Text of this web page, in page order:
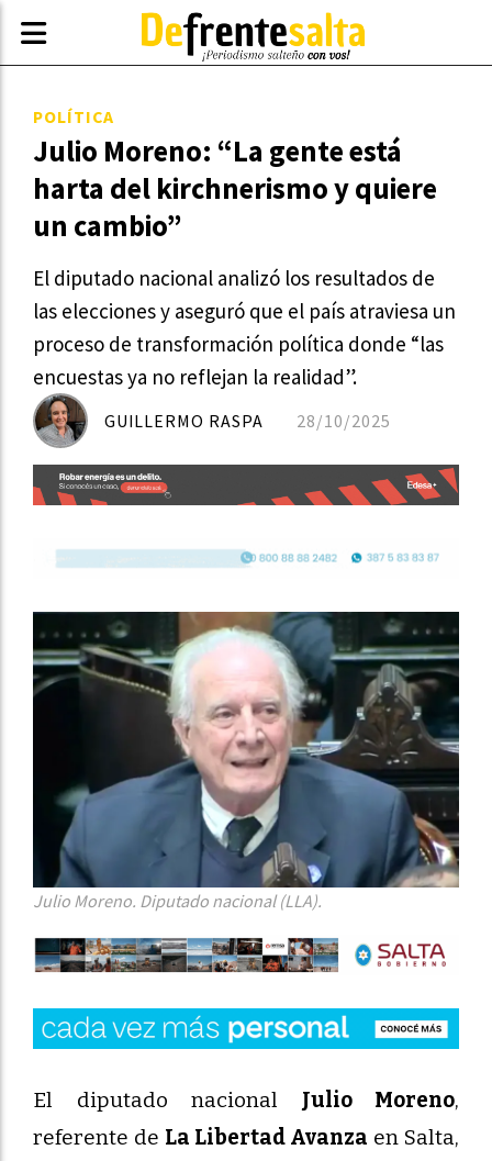
Julio Moreno: “La gente está
harta del kirchnerismo y quiere
un cambio”
El diputado nacional analizó los resultados de
las elecciones y aseguró que el país atraviesa un
proceso de transformación política donde “las
encuestas ya no reflejan la realidad”.
POLÍTICA
28/10/2025
GUILLERMO RASPA
Julio Moreno. Diputado nacional (LLA).
El diputado nacional Julio Moreno,
referente de La Libertad Avanza en Salta,